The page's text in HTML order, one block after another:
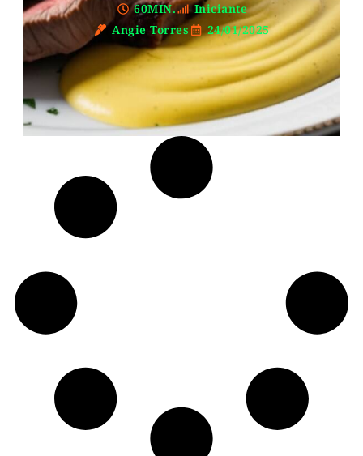
60MIN.
Iniciante
Angie Torres
24/01/2025